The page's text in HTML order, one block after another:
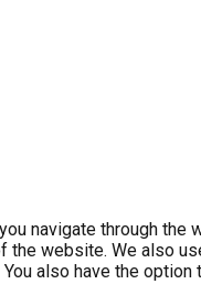
navigate through
website. We also
also have the